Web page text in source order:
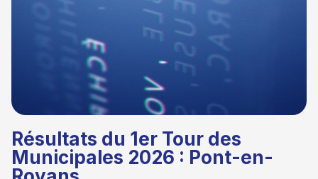
Résultats du 1er Tour des
Municipales 2026 : Pont-en-